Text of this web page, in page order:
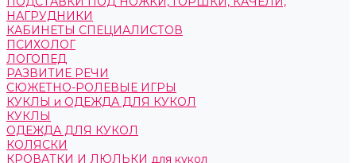
НАГРУДНИКИ
КАБИНЕТЫ СПЕЦИАЛИСТОВ
ПСИХОЛОГ
ЛОГОПЕД
РАЗВИТИЕ РЕЧИ
СЮЖЕТНО-РОЛЕВЫЕ ИГРЫ
КУКЛЫ и ОДЕЖДА ДЛЯ КУКОЛ
КУКЛЫ
ОДЕЖДА ДЛЯ КУКОЛ
КОЛЯСКИ
КРОВАТКИ И ЛЮЛЬКИ для кукол